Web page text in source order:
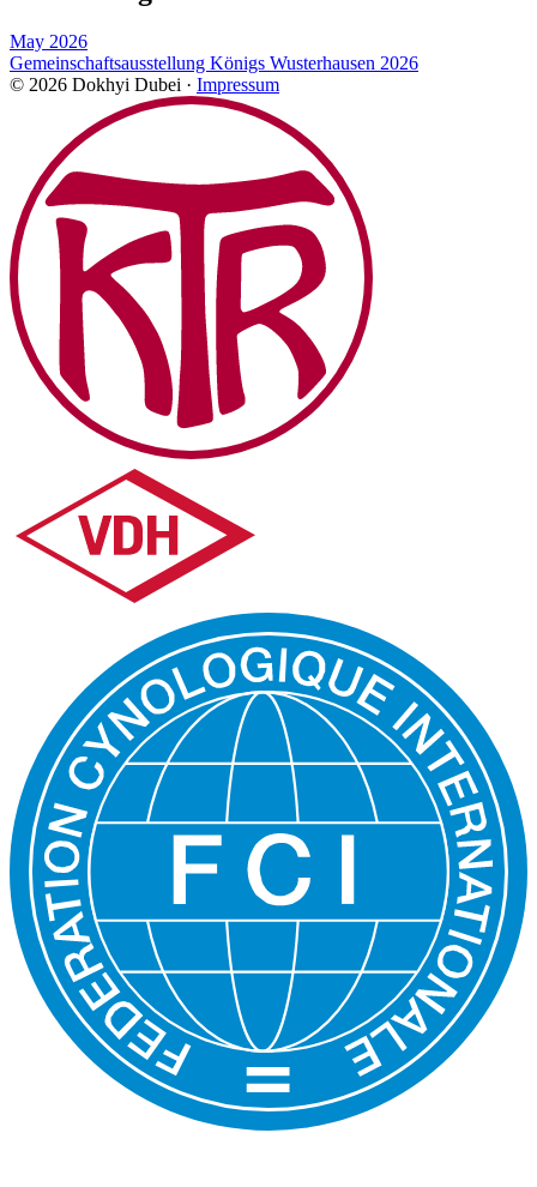
May 2026
Gemeinschaftsausstellung Königs Wusterhausen 2026
© 2026 Dokhyi Dubei · Impressum